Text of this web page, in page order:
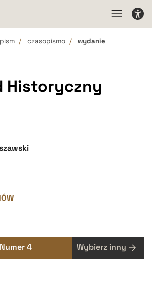
czasopismo wydanie
Historyczny
4 Wybierz inny